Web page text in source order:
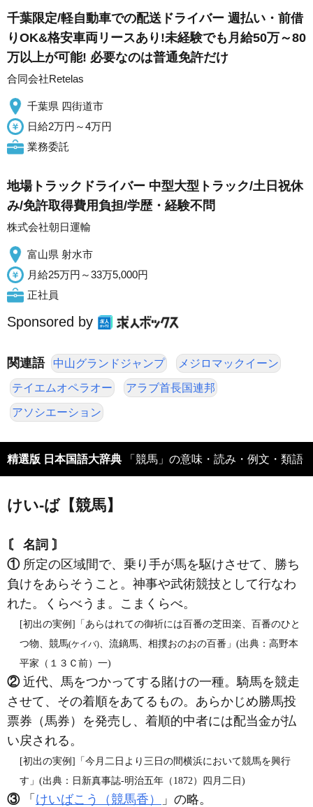
千葉限定/軽自動車での配送ドライバー 週払い・前借
りOK&格安車両リースあり!未経験でも月給50万～80
万以上が可能! 必要なのは普通免許だけ
合同会社Retelas
千葉県 四街道市
日給2万円～4万円
業務委託
地場トラックドライバー 中型大型トラック/土日祝休
み/免許取得費用負担/学歴・経験不問
株式会社朝日運輸
富山県 射水市
月給25万円～33万5,000円
正社員
Sponsored by
関連語 中山グランドジャンプ メジロマックイーン
テイエムオペラオー アラブ首長国連邦
アソシエーション
精選版 日本国語大辞典 「競馬」の意味・読み・例文・類語
けい‐ば【競馬】
〘 名詞 〙
①所定の区域間で、乗り手が馬を駆けさせて、勝ち
負けをあらそうこと。神事や武術競技として行なわ
れた。くらべうま。こまくらべ。
[初出の実例]「あらはれての御祈には百番の芝田楽、百番のひと
つ物、競馬(ケイバ)
、流鏑馬、相撲おのおの百番」(出典：高野本
平家（１３Ｃ前）一)
②近代、馬をつかってする賭けの一種。騎馬を競走
させて、その着順をあてるもの。あらかじめ勝馬投
票券（馬券）を発売し、着順的中者には配当金が払
い戻される。
[初出の実例]「今月二日より三日の間横浜において競馬を興行
す」(出典：日新真事誌‐明治五年（1872）四月二日)
③「 けいばこう（競馬香） 」の略。